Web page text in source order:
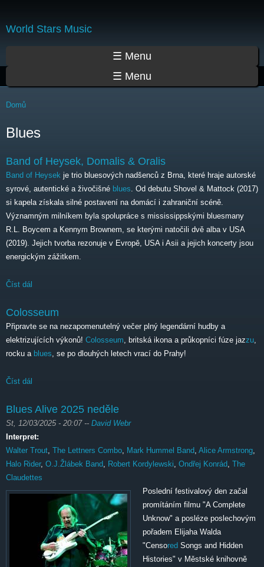
World Stars Music
☰ Menu
☰ Menu
Jste zde
Domů
Blues
Band of Heysek, Domalis & Oralis
Band of Heysek je trio bluesových nadšenců z Brna, které hraje autorské
syrové, autentické a živočišné blues . Od debutu Shovel & Mattock (2017)
si kapela získala silné postavení na domácí i zahraniční scéně.
Významným milníkem byla spolupráce s mississippskými bluesmany
R.L. Boycem a Kennym Brownem, se kterými natočili dvě alba v USA
(2019). Jejich tvorba rezonuje v Evropě, USA i Asii a jejich koncerty jsou
energickým zážitkem.
Číst dál
Colosseum
Připravte se na nezapomenutelný večer plný legendární hudby a
elektrizujících výkonů! Colosseum , britská ikona a průkopníci fúze jazzu
rocku a blues , se po dlouhých letech vrací do Prahy!
Číst dál
Blues Alive 2025 neděle
St, 12/03/2025 - 20:07-- David Webr
Interpret:
Walter Trout The Lettners Combo Mark Hummel Band Alice Armstrong
Halo Rider, O.J.Žlábek Band Robert Kordylewski Ondřej Konrád The
Claudettes
Poslední festivalový den začal
promítáním filmu "A Complete
Unknow" a posléze poslechovým
pořadem Elijaha Walda
"Censored Songs and Hidden
Histories" v Městské knihovně